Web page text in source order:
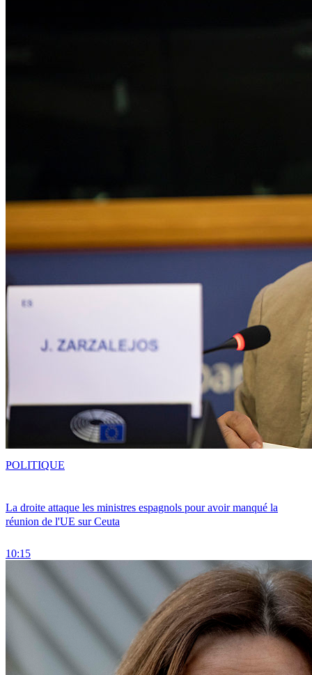
La droite attaque les ministres espagnols pour avoir manqué la
réunion de l'UE sur Ceuta
10:15
POLITIQUE